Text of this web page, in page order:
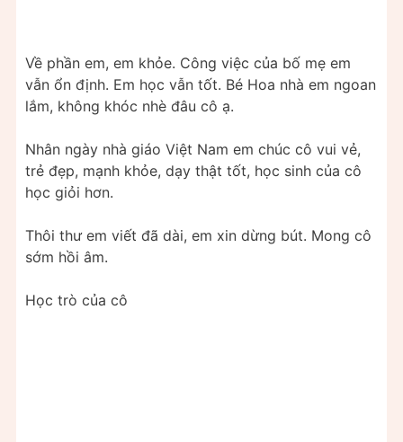
Về phần em, em khỏe. Công việc của bố mẹ em
vẫn ổn định. Em học vẫn tốt. Bé Hoa nhà em ngoan
lắm, không khóc nhè đâu cô ạ.
Nhân ngày nhà giáo Việt Nam em chúc cô vui vẻ,
trẻ đẹp, mạnh khỏe, dạy thật tốt, học sinh của cô
học giỏi hơn.
Thôi thư em viết đã dài, em xin dừng bút. Mong cô
sớm hồi âm.
Học trò của cô